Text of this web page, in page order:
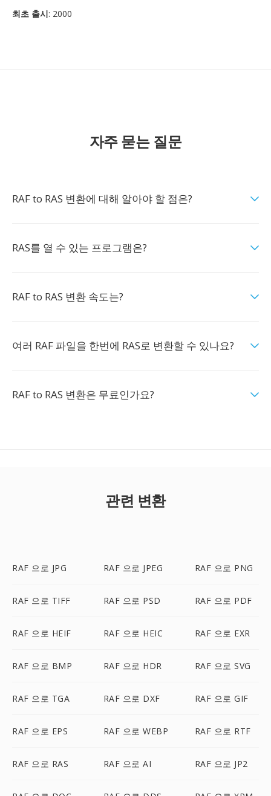
최초 출시: 2000
자주 묻는 질문
RAF to RAS 변환에 대해 알아야 할 점은?
RAS를 열 수 있는 프로그램은?
RAF to RAS 변환 속도는?
여러 RAF 파일을 한번에 RAS로 변환할 수 있나요?
RAF to RAS 변환은 무료인가요?
관련 변환
RAF 으로 JPG RAF 으로 JPEG RAF 으로 PNG
RAF 으로 TIFF RAF 으로 PSD RAF 으로 PDF
RAF 으로 HEIF RAF 으로 HEIC RAF 으로 EXR
RAF 으로 BMP RAF 으로 HDR RAF 으로 SVG
RAF 으로 TGA RAF 으로 DXF RAF 으로 GIF
RAF 으로 EPS RAF 으로 WEBP RAF 으로 RTF
RAF 으로 RAS RAF 으로 AI RAF 으로 JP2